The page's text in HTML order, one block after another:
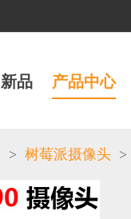
新品 产品中心
> 树莓派摄像头 >